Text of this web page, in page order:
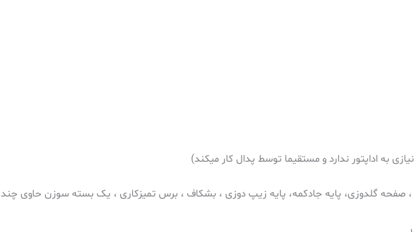
به اداپتور ندارد و مستقیما توسط پدال کار میکند)
، صفحه گلدوزی، پایه جادکمه، پایه زیپ دوزی ، بشکاف ، برس تمیزکاری ، یک بسته سوزن حاوی چند